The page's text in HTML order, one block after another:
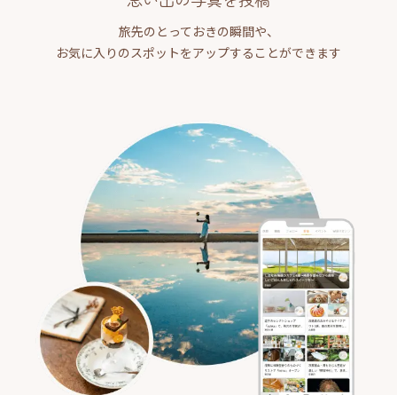
旅先のとっておきの瞬間や、
お気に入りのスポットをアップすることができます